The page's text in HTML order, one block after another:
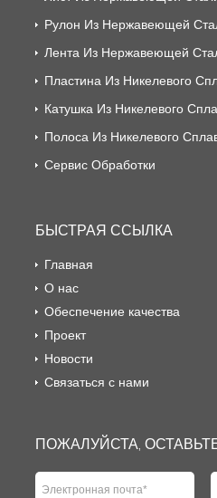
Рулон Из Нержавеющей
Лента Из Нержавеющей
Пластина Из Никелевого
Катушка Из Никелевого
Полоса Из Никелевого
Сервис Обработки
БЫСТРАЯ ССЫЛКА
Главная
О нас
Обеспечение качества
Проект
Новости
Связаться с нами
ПОЖАЛУЙСТА,